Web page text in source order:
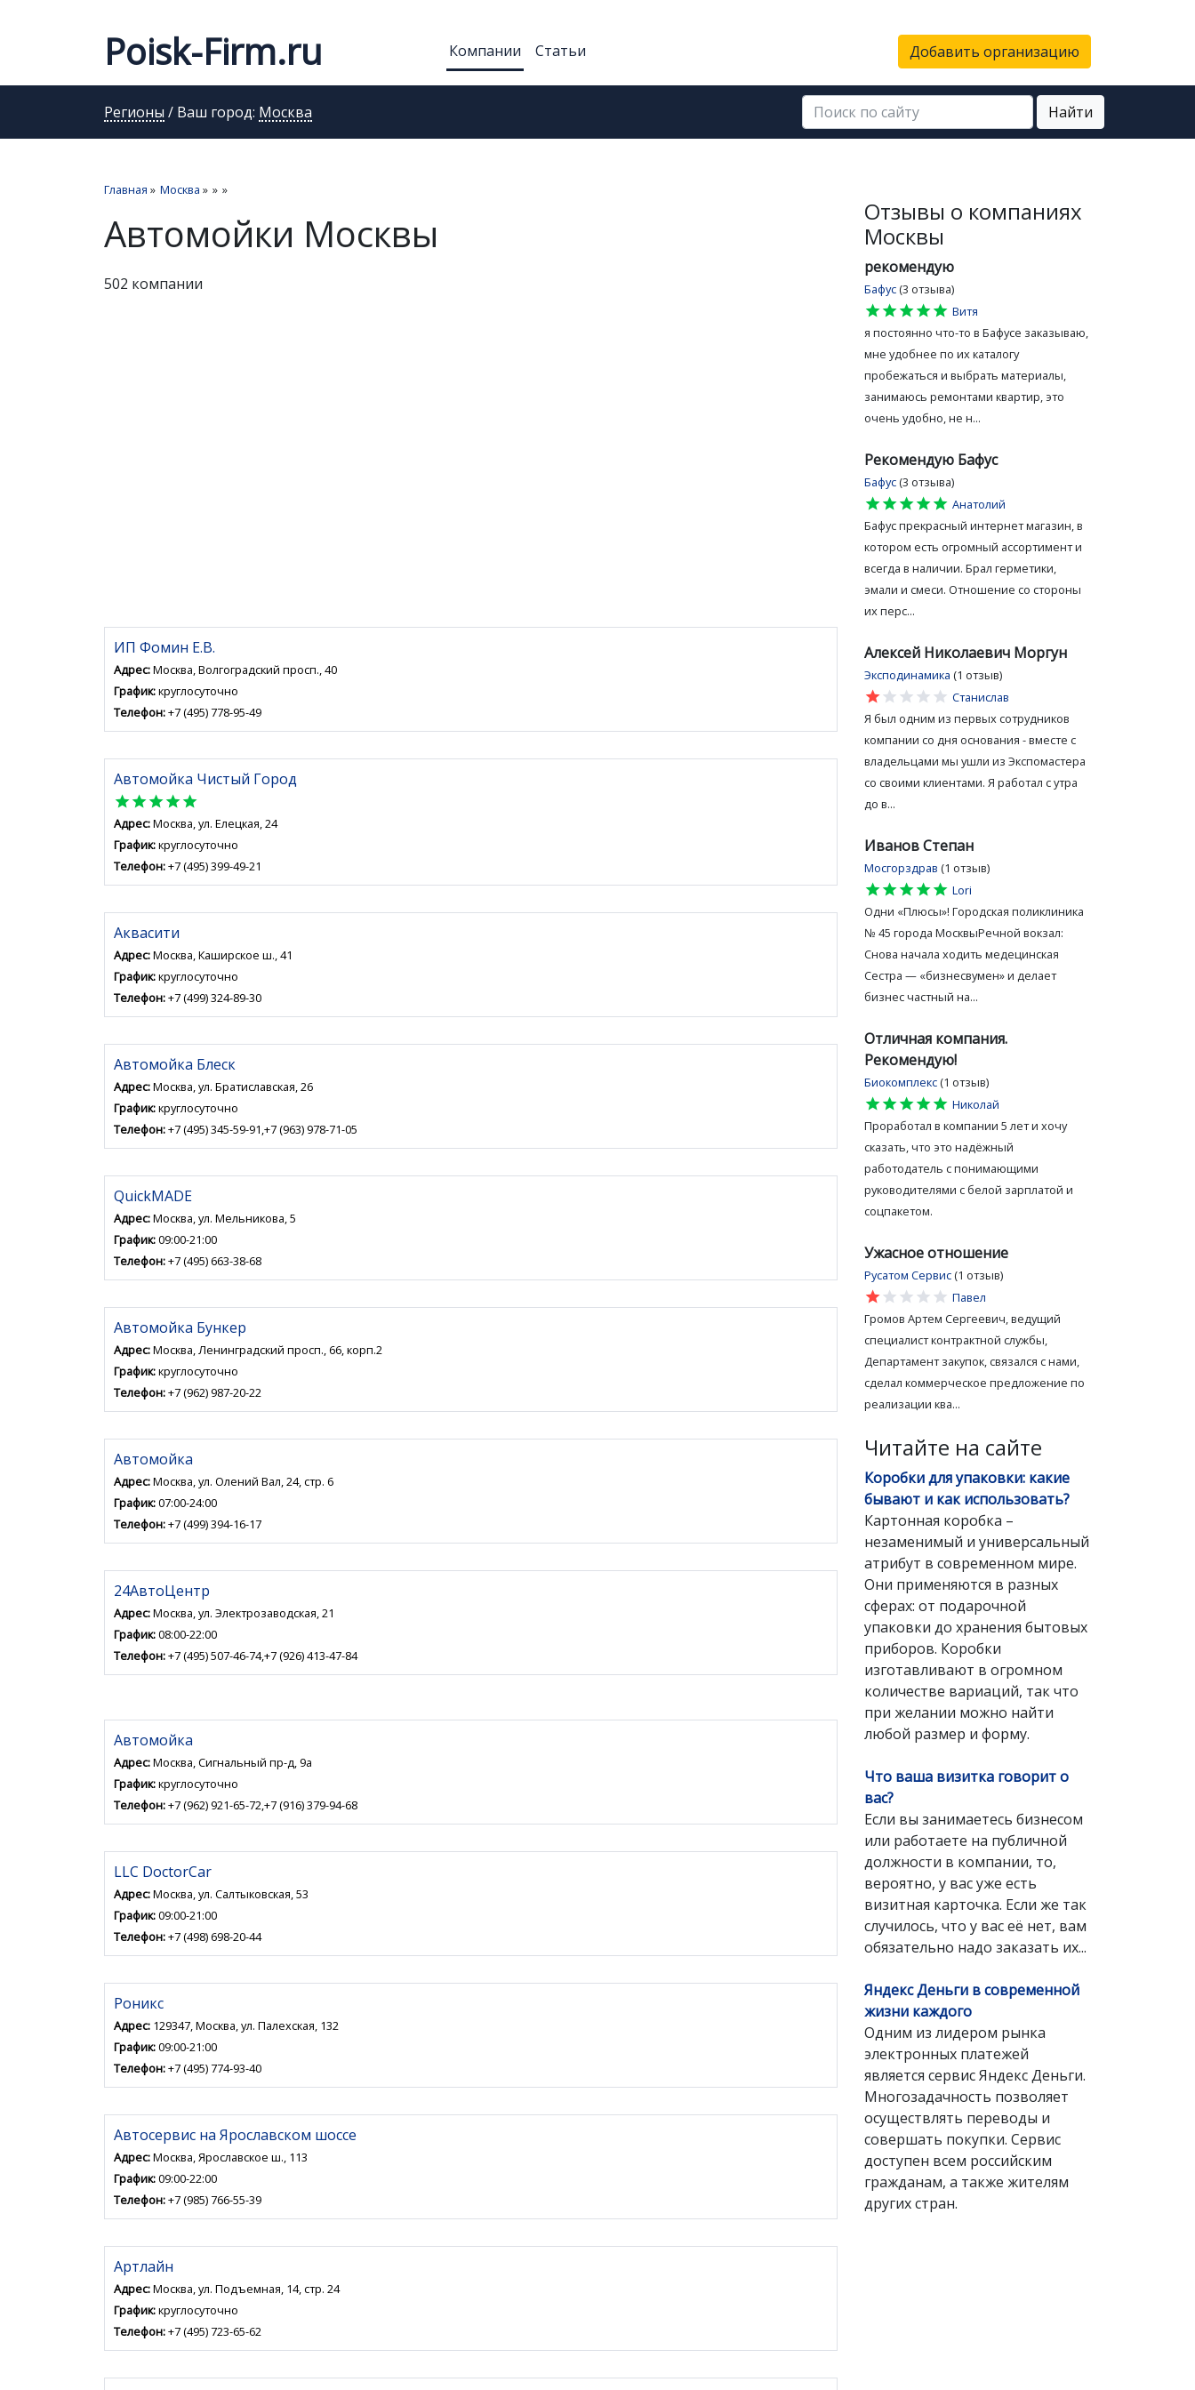
Poisk-Firm.ru Компании Статьи Добавить организацию
Регионы / Ваш город: Москва Найти
Главная » Москва » » »
Автомойки Москвы
502 компании
ИП Фомин Е.В.
Адрес:Москва, Волгоградский просп., 40
График:круглосуточно
Телефон:+7 (495) 778-95-49
Автомойка Чистый Город
star
star
star
star
star
Адрес:Москва, ул. Елецкая, 24
График:круглосуточно
Телефон:+7 (495) 399-49-21
Аквасити
Адрес:Москва, Каширское ш., 41
График:круглосуточно
Телефон:+7 (499) 324-89-30
Автомойка Блеск
Адрес:Москва, ул. Братиславская, 26
График:круглосуточно
Телефон:+7 (495) 345-59-91,+7 (963) 978-71-05
QuickMADE
Адрес:Москва, ул. Мельникова, 5
График:09:00-21:00
Телефон:+7 (495) 663-38-68
Автомойка Бункер
Адрес:Москва, Ленинградский просп., 66, корп.2
График:круглосуточно
Телефон:+7 (962) 987-20-22
Автомойка
Адрес:Москва, ул. Олений Вал, 24, стр. 6
График:07:00-24:00
Телефон:+7 (499) 394-16-17
24АвтоЦентр
Адрес:Москва, ул. Электрозаводская, 21
График:08:00-22:00
Телефон:+7 (495) 507-46-74,+7 (926) 413-47-84
Автомойка
Адрес:Москва, Сигнальный пр-д, 9а
График:круглосуточно
Телефон:+7 (962) 921-65-72,+7 (916) 379-94-68
LLC DoctorCar
Адрес:Москва, ул. Салтыковская, 53
График:09:00-21:00
Телефон:+7 (498) 698-20-44
Роникс
Адрес: 129347, Москва, ул. Палехская, 132
График:09:00-21:00
Телефон:+7 (495) 774-93-40
Автосервис на Ярославском шоссе
Адрес:Москва, Ярославское ш., 113
График:09:00-22:00
Телефон:+7 (985) 766-55-39
Артлайн
Адрес:Москва, ул. Подъемная, 14, стр. 24
График:круглосуточно
Телефон:+7 (495) 723-65-62
Отзывы о компаниях
Москвы
рекомендую
Бафус (3 отзыва)
star
star
star
star
star
Витя
я постоянно что-то в Бафусе заказываю,
мне удобнее по их каталогу
пробежаться и выбрать материалы,
занимаюсь ремонтами квартир, это
очень удобно, не н...
Рекомендую Бафус
Бафус (3 отзыва)
star
star
star
star
star
Анатолий
Бафус прекрасный интернет магазин, в
котором есть огромный ассортимент и
всегда в наличии. Брал герметики,
эмали и смеси. Отношение со стороны
их перс...
Алексей Николаевич Моргун
Эксподинамика (1 отзыв)
star
star
star
star
star
Станислав
Я был одним из первых сотрудников
компании со дня основания - вместе с
владельцами мы ушли из Экспомастера
со своими клиентами. Я работал с утра
до в...
Иванов Степан
Мосгорздрав (1 отзыв)
star
star
star
star
star
Lori
Одни «Плюсы»! Городская поликлиника
№ 45 города МосквыРечной вокзал:
Снова начала ходить медецинская
Сестра — «бизнесвумен» и делает
бизнес частный на...
Отличная компания.
Рекомендую!
Биокомплекс (1 отзыв)
star
star
star
star
star
Николай
Проработал в компании 5 лет и хочу
сказать, что это надёжный
работодатель с понимающими
руководителями с белой зарплатой и
соцпакетом.
Ужасное отношение
Русатом Сервис (1 отзыв)
star
star
star
star
star
Павел
Громов Артем Сергеевич, ведущий
специалист контрактной службы,
Департамент закупок, связался с нами,
сделал коммерческое предложение по
реализации ква...
Читайте на сайте
Коробки для упаковки: какие
бывают и как использовать?
Картонная коробка –
незаменимый и универсальный
атрибут в современном мире.
Они применяются в разных
сферах: от подарочной
упаковки до хранения бытовых
приборов. Коробки
изготавливают в огромном
количестве вариаций, так что
при желании можно найти
любой размер и форму.
Что ваша визитка говорит о
вас?
Если вы занимаетесь бизнесом
или работаете на публичной
должности в компании, то,
вероятно, у вас уже есть
визитная карточка. Если же так
случилось, что у вас её нет, вам
обязательно надо заказать их...
Яндекс Деньги в современной
жизни каждого
Одним из лидером рынка
электронных платежей
является сервис Яндекс Деньги.
Многозадачность позволяет
осуществлять переводы и
совершать покупки. Сервис
доступен всем российским
гражданам, а также жителям
других стран.